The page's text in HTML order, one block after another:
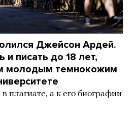
Джейсон Ардей.
и писать до 18 лет,
молодым темнокожим
плагиате, а к его биографии